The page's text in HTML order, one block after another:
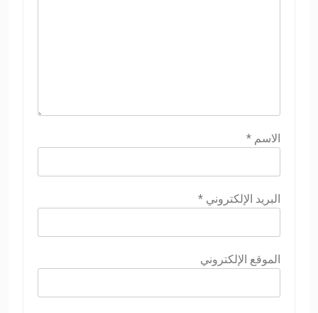
الاسم *
البريد الإلكتروني *
الموقع الإلكتروني